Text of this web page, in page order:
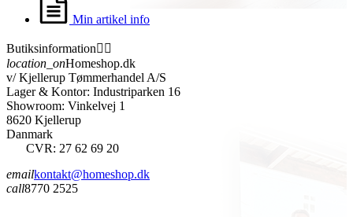
Min artikel info
Butiksinformation 
location_onHomeshop.dk
v/ Kjellerup Tømmerhandel A/S
Lager & Kontor: Industriparken 16
Showroom: Vinkelvej 1
8620 Kjellerup
Danmark
CVR: 27 62 69 20
emailkontakt@homeshop.dk
call8770 2525